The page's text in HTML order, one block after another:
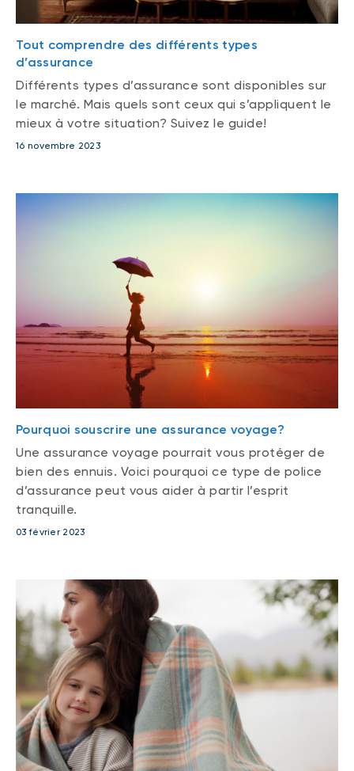
Tout comprendre des différents types
d’assurance
Différents types d’assurance sont disponibles sur
le marché. Mais quels sont ceux qui s’appliquent le
mieux à votre situation? Suivez le guide!
16 novembre 2023
Pourquoi souscrire une assurance voyage?
Une assurance voyage pourrait vous protéger de
bien des ennuis. Voici pourquoi ce type de police
d’assurance peut vous aider à partir l’esprit
tranquille.
03 février 2023